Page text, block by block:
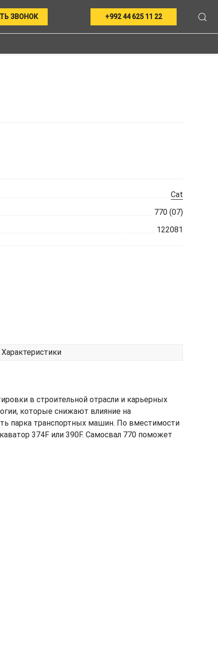
ЗВОНОК +992 44 625 11 22
Cat
770 (07)
122081
Характеристики
в строительной отрасли и карьерных
которые снижают влияние на
парка транспортных машин. По вместимости
374F или 390F. Самосвал 770 поможет